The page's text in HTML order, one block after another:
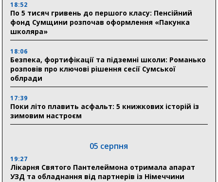
18:52
По 5 тисяч гривень до першого класу: Пенсійний
фонд Сумщини розпочав оформлення «Пакунка
школяра»
18:06
Безпека, фортифікації та підземні школи: Романько
розповів про ключові рішення сесії Сумської
облради
17:39
Поки літо плавить асфальт: 5 книжкових історій із
зимовим настроєм
05 серпня
19:27
Лікарня Святого Пантелеймона отримала апарат
УЗД та обладнання від партнерів із Німеччини